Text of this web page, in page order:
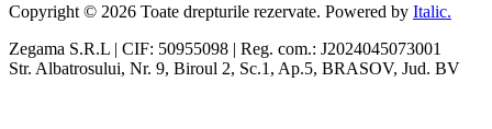
Copyright © 2026 Toate drepturile rezervate. Powered by Italic.
Zegama S.R.L | CIF: 50955098 | Reg. com.: J2024045073001
Str. Albatrosului, Nr. 9, Biroul 2, Sc.1, Ap.5, BRASOV, Jud. BV